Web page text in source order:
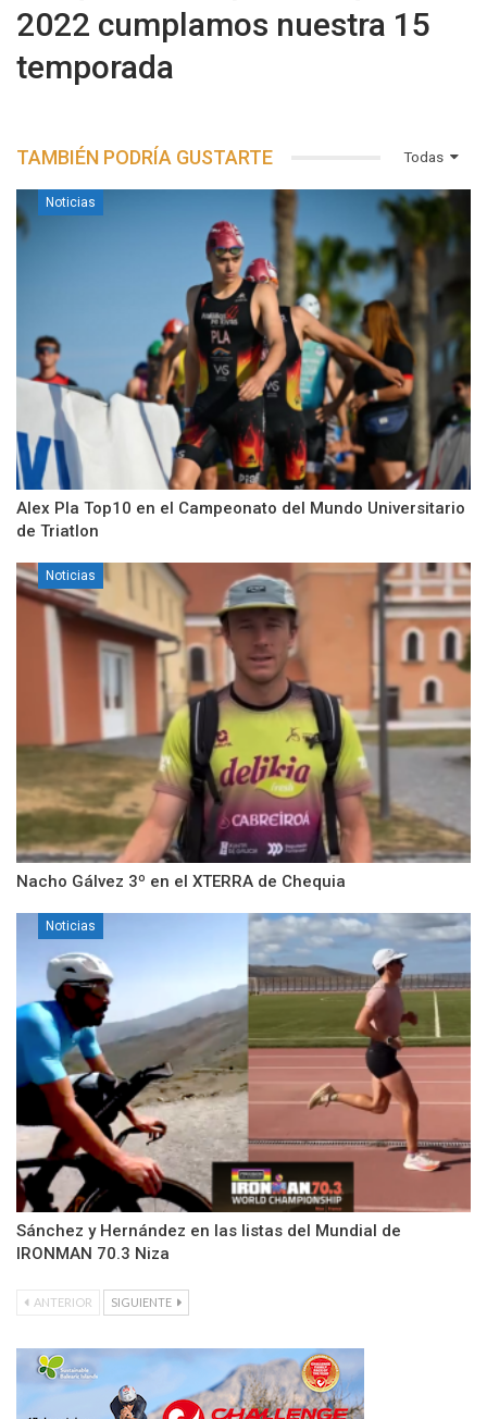
2022 cumplamos nuestra 15
temporada
Todas
TAMBIÉN PODRÍA GUSTARTE
Noticias
Alex Pla Top10 en el Campeonato del Mundo Universitario
de Triatlon
Noticias
Nacho Gálvez 3º en el XTERRA de Chequia
Noticias
Sánchez y Hernández en las listas del Mundial de
IRONMAN 70.3 Niza
ANTERIOR SIGUIENTE